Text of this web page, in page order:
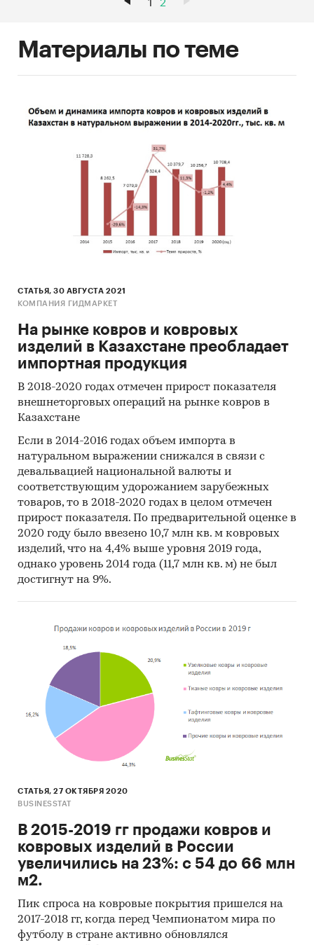
Материалы по теме
СТАТЬЯ, 30 АВГУСТА 2021
КОМПАНИЯ ГИДМАРКЕТ
На рынке ковров и ковровых
изделий в Казахстане преобладает
импортная продукция
В 2018-2020 годах отмечен прирост показателя
внешнеторговых операций на рынке ковров в
Казахстане
Если в 2014-2016 годах объем импорта в
натуральном выражении снижался в связи с
девальвацией национальной валюты и
соответствующим удорожанием зарубежных
товаров, то в 2018-2020 годах в целом отмечен
прирост показателя. По предварительной оценке в
2020 году было ввезено 10,7 млн кв. м ковровых
изделий, что на 4,4% выше уровня 2019 года,
однако уровень 2014 года (11,7 млн кв. м) не был
достигнут на 9%.
СТАТЬЯ, 27 ОКТЯБРЯ 2020
BUSINESSTAT
В 2015-2019 гг продажи ковров и
ковровых изделий в России
увеличились на 23%: с 54 до 66 млн
м2.
Пик спроса на ковровые покрытия пришелся на
2017-2018 гг, когда перед Чемпионатом мира по
футболу в стране активно обновлялся